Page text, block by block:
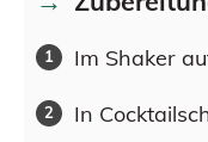
Im Shaker
In